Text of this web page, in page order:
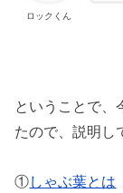
ロックくん
ということで、
たので、説明し
①しゃぶ葉とは